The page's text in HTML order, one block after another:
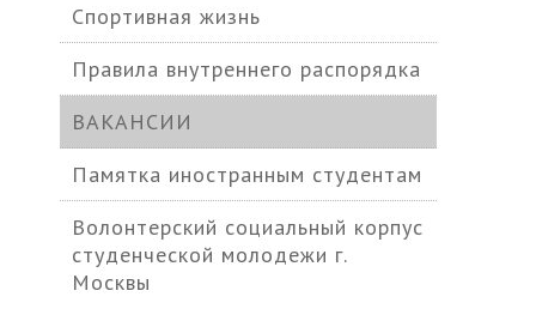
Спортивная жизнь
Правила внутреннего распорядка
ВАКАНСИИ
Памятка иностранным студентам
Волонтерский социальный корпус
студенческой молодежи г.
Москвы